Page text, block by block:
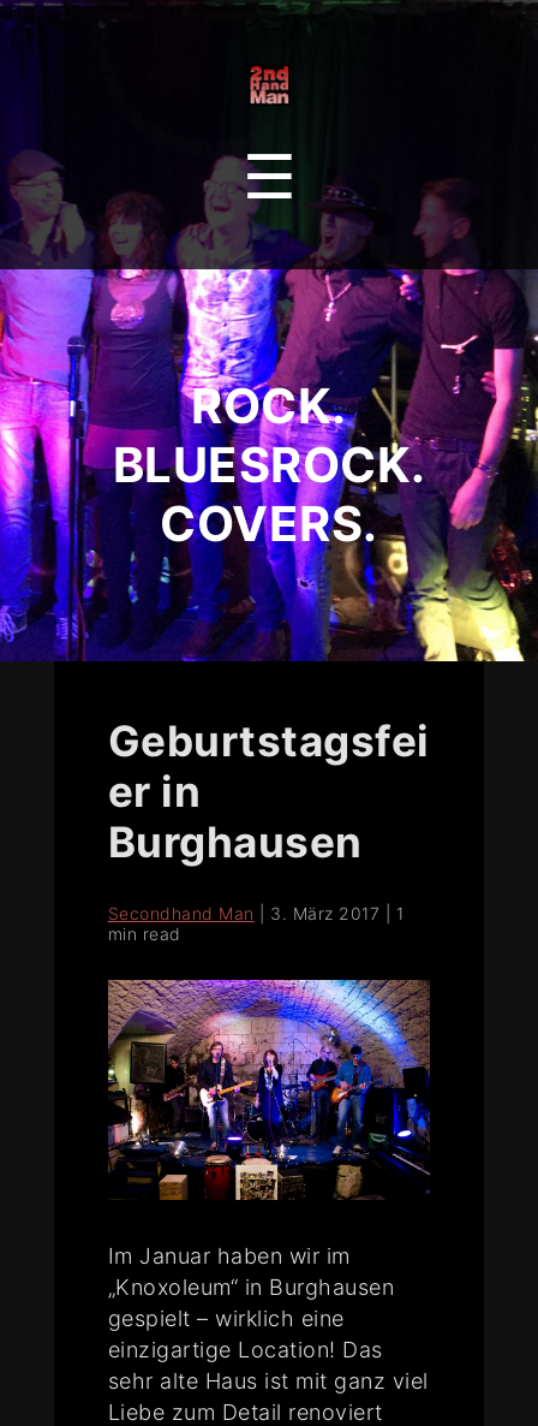
Secondhand
Man
☰
ROCK.
BLUESROCK.
COVERS.
Geburtstagsfei
er in
Burghausen
Secondhand Man 3. März 2017
1
min read
Im Januar haben wir im
„Knoxoleum“ in Burghausen
gespielt – wirklich eine
einzigartige Location! Das
sehr alte Haus ist mit ganz viel
Liebe zum Detail renoviert